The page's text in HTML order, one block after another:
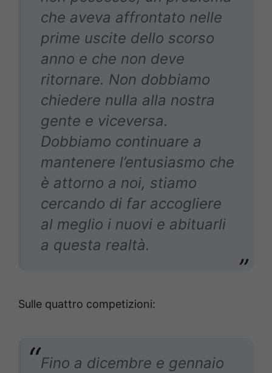
che aveva affrontato nelle
prime uscite dello scorso
anno e che non deve
ritornare. Non dobbiamo
chiedere nulla alla nostra
gente e viceversa.
Dobbiamo continuare a
mantenere l’entusiasmo che
è attorno a noi, stiamo
cercando di far accogliere
al meglio i nuovi e abituarli
a questa realtà.
Sulle quattro competizioni:
Fino a dicembre e gennaio